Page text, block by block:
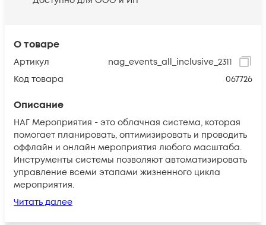
О товаре
Артикул
nag_events_all_inclusive_2311
Код товара
067726
Описание
НАГ Мероприятия - это облачная система, которая
помогает планировать, оптимизировать и проводить
оффлайн и онлайн мероприятия любого масштаба.
Инструменты системы позволяют автоматизировать
управление всеми этапами жизненного цикла
мероприятия.
Читать далее